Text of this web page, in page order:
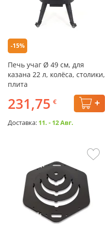
-15%
Печь учаг Ø 49 см, для
казана 22 л, колёса, столики,
плита
231,75 €
Доставка: 11. - 12 Авг.